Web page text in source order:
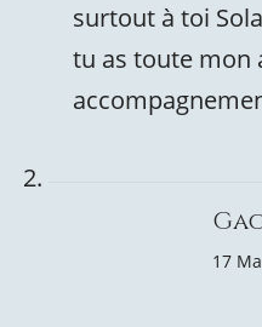
surtout à toi
tu as toute mon
17